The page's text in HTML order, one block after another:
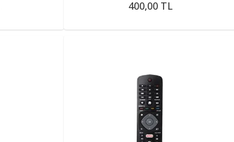
400,00 TL